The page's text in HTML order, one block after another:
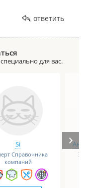
ответить
для вас.
Si
Справочника
компаний